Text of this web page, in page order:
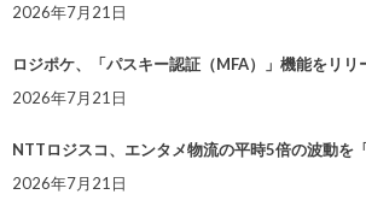
2026年7月21日
ロジポケ、「パスキー認証（MFA）」機能をリリ
2026年7月21日
NTTロジスコ、エンタメ物流の平時5倍の波動を
2026年7月21日